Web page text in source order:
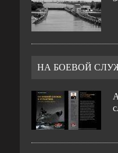
НА БОЕВОЙ